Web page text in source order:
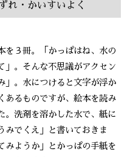
れ・かいすいよく
を３冊。「かっぱはね、水の
」。そんな不思議がアクセン
」。水につけると文字が浮か
あるものですが、絵本を読み
。洗剤を溶かした水で、紙に
でくえ」と書いておきま
みようか」とかっぱの手紙を